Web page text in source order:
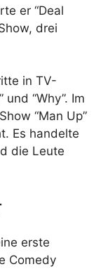
er “Deal
drei
in TV-
“Why”. Im
“Man Up”
Es handelte
die Leute
erste
Comedy